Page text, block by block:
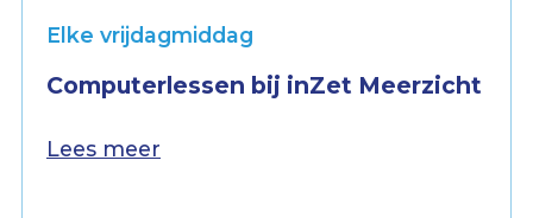
Elke vrijdagmiddag
Computerlessen bij inZet Meerzicht
Lees meer